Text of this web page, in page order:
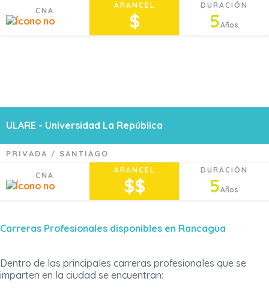
CNA
ARANCEL
$
DURACIÓN
5Años
ULARE - Universidad La República
PRIVADA / SANTIAGO
CNA
ARANCEL
$$
DURACIÓN
5Años
Carreras Profesionales disponibles en Rancagua
Dentro de las principales carreras profesionales que se
imparten en la ciudad se encuentran: